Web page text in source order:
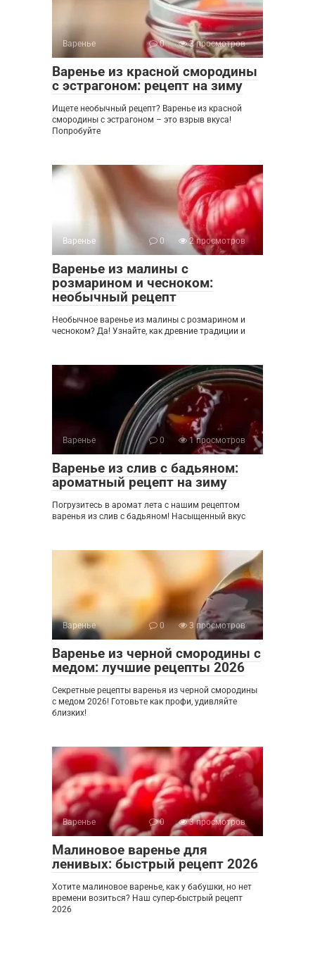
Варенье 0 3 просмотров
Варенье из красной смородины
с эстрагоном: рецепт на зиму
Ищете необычный рецепт? Варенье из красной
смородины с эстрагоном – это взрыв вкуса!
Попробуйте
Варенье 0 2 просмотров
Варенье из малины с
розмарином и чесноком:
необычный рецепт
Необычное варенье из малины с розмарином и
чесноком? Да! Узнайте, как древние традиции и
Варенье 0 1 просмотров
Варенье из слив с бадьяном:
ароматный рецепт на зиму
Погрузитесь в аромат лета с нашим рецептом
варенья из слив с бадьяном! Насыщенный вкус
Варенье 0 3 просмотров
Варенье из черной смородины с
медом: лучшие рецепты 2026
Секретные рецепты варенья из черной смородины
с медом 2026! Готовьте как профи, удивляйте
близких!
Варенье 0 3 просмотров
Малиновое варенье для
ленивых: быстрый рецепт 2026
Хотите малиновое варенье, как у бабушки, но нет
времени возиться? Наш супер-быстрый рецепт
2026